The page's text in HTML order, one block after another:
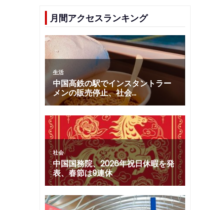
月間アクセスランキング